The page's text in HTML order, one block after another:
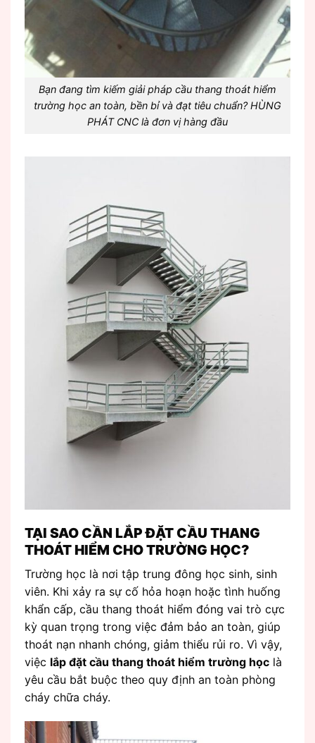
Bạn đang tìm kiếm giải pháp cầu thang thoát hiểm
trường học an toàn, bền bỉ và đạt tiêu chuẩn? HÙNG
PHÁT CNC là đơn vị hàng đầu
TẠI SAO CẦN LẮP ĐẶT CẦU THANG
THOÁT HIỂM CHO TRƯỜNG HỌC?
Trường học là nơi tập trung đông học sinh, sinh
viên. Khi xảy ra sự cố hỏa hoạn hoặc tình huống
khẩn cấp, cầu thang thoát hiểm đóng vai trò cực
kỳ quan trọng trong việc đảm bảo an toàn, giúp
thoát nạn nhanh chóng, giảm thiểu rủi ro. Vì vậy,
việc lắp đặt cầu thang thoát hiểm trường học là
yêu cầu bắt buộc theo quy định an toàn phòng
cháy chữa cháy.